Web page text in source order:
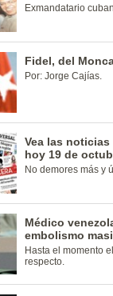
Exmandatario
Fidel, del
Por: Jorge Cajías.
Vea las
hoy 19 de
No demores más y
Médico
embolismo
Hasta el momento
respecto.